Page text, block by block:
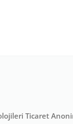
Ticaret